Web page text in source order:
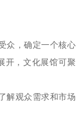
众，确定一个核心
开，文化展馆可聚
解观众需求和市场